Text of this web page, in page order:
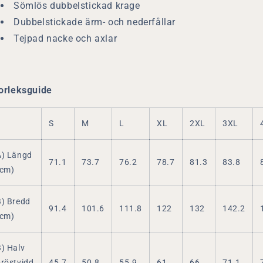
Sömlös dubbelstickad krage
Dubbelstickade ärm- och nederfållar
Tejpad nacke och axlar
S M L XL 2XL 3XL
Längd
71.1 73.7 76.2 78.7 81.3 83.8
Bredd
91.4 101.6 111.8 122 132 142.2
Halv